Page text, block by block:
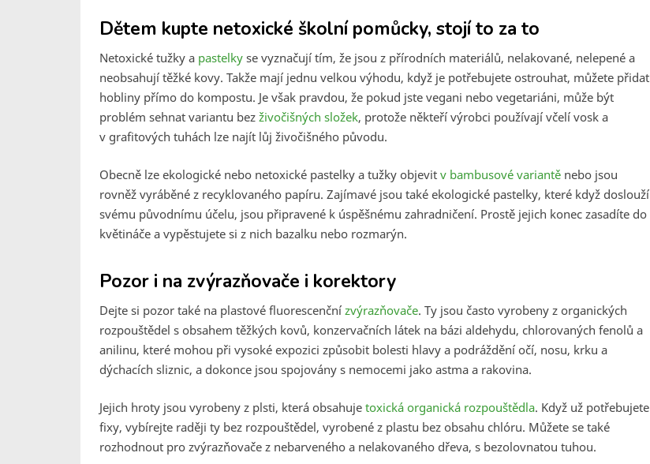
Dětem kupte netoxické školní pomůcky, stojí to za to
Netoxické tužky a pastelky se vyznačují tím, že jsou z přírodních materiálů, nelakované, nelepené a
neobsahují těžké kovy. Takže mají jednu velkou výhodu, když je potřebujete ostrouhat, můžete přidat
hobliny přímo do kompostu. Je však pravdou, že pokud jste vegani nebo vegetariáni, může být
problém sehnat variantu bez živočišných složek, protože někteří výrobci používají včelí vosk a
v grafitových tuhách lze najít lůj živočišného původu.
Obecně lze ekologické nebo netoxické pastelky a tužky objevit v bambusové variantě nebo jsou
rovněž vyráběné z recyklovaného papíru. Zajímavé jsou také ekologické pastelky, které když doslouží
svému původnímu účelu, jsou připravené k úspěšnému zahradničení. Prostě jejich konec zasadíte do
květináče a vypěstujete si z nich bazalku nebo rozmarýn.
Pozor i na zvýrazňovače i korektory
Dejte si pozor také na plastové fluorescenční zvýrazňovače. Ty jsou často vyrobeny z organických
rozpouštědel s obsahem těžkých kovů, konzervačních látek na bázi aldehydu, chlorovaných fenolů a
anilinu, které mohou při vysoké expozici způsobit bolesti hlavy a podráždění očí, nosu, krku a
dýchacích sliznic, a dokonce jsou spojovány s nemocemi jako astma a rakovina.
Jejich hroty jsou vyrobeny z plsti, která obsahuje toxická organická rozpouštědla. Když už potřebujete
fixy, vybírejte raději ty bez rozpouštědel, vyrobené z plastu bez obsahu chlóru. Můžete se také
rozhodnout pro zvýrazňovače z nebarveného a nelakovaného dřeva, s bezolovnatou tuhou.